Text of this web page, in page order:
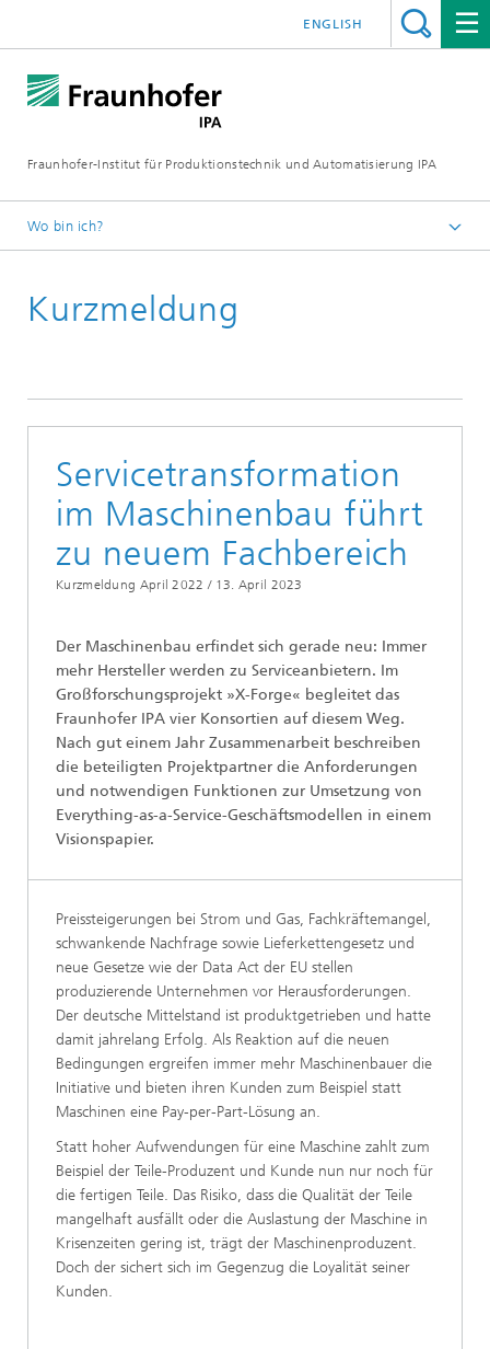
Fraunhofer-Institut für Produktionstechnik und Automatisierung IPA
ENGLISH
Wo bin ich?
Presse/Medien
Kurzmeldung
Servicetransformation
im Maschinenbau führt
zu neuem Fachbereich
Kurzmeldung April 2022 / 13. April 2023
Der Maschinenbau erfindet sich gerade neu: Immer
mehr Hersteller werden zu Serviceanbietern. Im
Großforschungsprojekt »X-Forge« begleitet das
Fraunhofer IPA vier Konsortien auf diesem Weg.
Nach gut einem Jahr Zusammenarbeit beschreiben
die beteiligten Projektpartner die Anforderungen
und notwendigen Funktionen zur Umsetzung von
Everything-as-a-Service-Geschäftsmodellen in einem
Visionspapier.
Preissteigerungen bei Strom und Gas, Fachkräftemangel,
schwankende Nachfrage sowie Lieferkettengesetz und
neue Gesetze wie der Data Act der EU stellen
produzierende Unternehmen vor Herausforderungen.
Der deutsche Mittelstand ist produktgetrieben und hatte
damit jahrelang Erfolg. Als Reaktion auf die neuen
Bedingungen ergreifen immer mehr Maschinenbauer die
Initiative und bieten ihren Kunden zum Beispiel statt
Maschinen eine Pay-per-Part-Lösung an.
Statt hoher Aufwendungen für eine Maschine zahlt zum
Beispiel der Teile-Produzent und Kunde nun nur noch für
die fertigen Teile. Das Risiko, dass die Qualität der Teile
mangelhaft ausfällt oder die Auslastung der Maschine in
Krisenzeiten gering ist, trägt der Maschinenproduzent.
Doch der sichert sich im Gegenzug die Loyalität seiner
Kunden.